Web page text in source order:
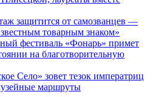
защитится от самозванцев —
товарным знаком»
фестиваль «Фонарь» примет
на благотворительную
Село» зовет тезок императриц
маршруты